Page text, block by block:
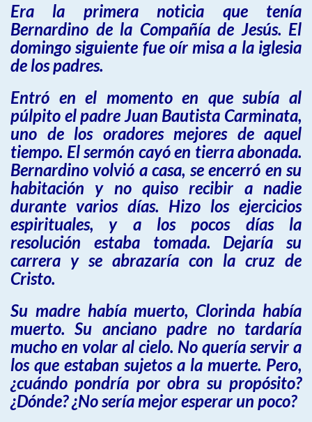
Era la primera noticia que tenía
Bernardino de la Compañía de Jesús. El
domingo siguiente fue oír misa a la iglesia
de los padres.
Entró en el momento en que subía al
púlpito el padre Juan Bautista Carminata,
uno de los oradores mejores de aquel
tiempo. El sermón cayó en tierra abonada.
Bernardino volvió a casa, se encerró en su
habitación y no quiso recibir a nadie
durante varios días. Hizo los ejercicios
espirituales, y a los pocos días la
resolución estaba tomada. Dejaría su
carrera y se abrazaría con la cruz de
Cristo.
Su madre había muerto, Clorinda había
muerto. Su anciano padre no tardaría
mucho en volar al cielo. No quería servir a
los que estaban sujetos a la muerte. Pero,
¿cuándo pondría por obra su propósito?
¿Dónde? ¿No sería mejor esperar un poco?